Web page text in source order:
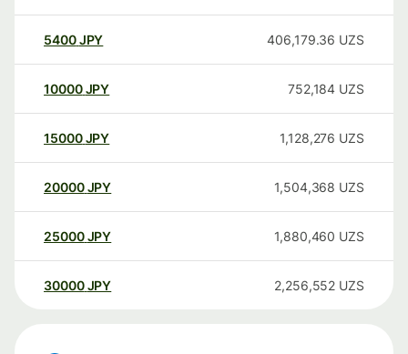
5400JPY 406,179.36 UZS
10000 JPY 752,184 UZS
15000 JPY 1,128,276 UZS
20000 JPY 1,504,368 UZS
25000 JPY 1,880,460 UZS
30000 JPY 2,256,552 UZS